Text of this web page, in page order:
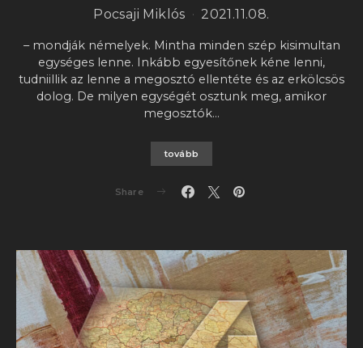
Pocsaji Miklós 2021.11.08.
– mondják némelyek. Mintha minden szép kisimultan
egységes lenne. Inkább egyesítőnek kéne lenni,
tudniillik az lenne a megosztó ellentéte és az erkölcsös
dolog. De milyen egységét osztunk meg, amikor
megosztók…
tovább
Share